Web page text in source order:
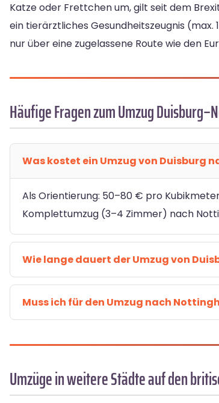
Katze oder Frettchen um, gilt seit dem
ein tierärztliches Gesundheitszeugnis
nur über eine zugelassene Route wie den
Häufige Fragen zum Umzug
Was kostet ein Umzug von Duisburg
Als Orientierung: 50–80 € pro
Komplettumzug (3–4 Zimmer) nach
Wie lange dauert der Umzug von
Muss ich für den Umzug nach
Umzüge in weitere Städte auf den